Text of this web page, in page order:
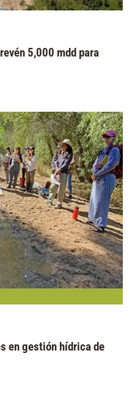
5,000 mdd para
en gestión hídrica de